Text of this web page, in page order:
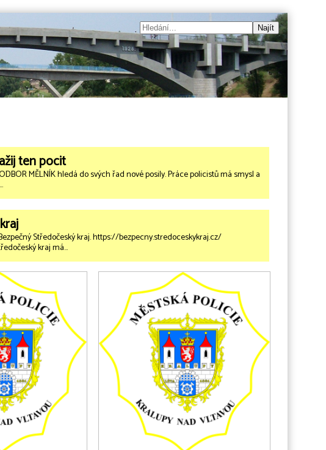
ten pocit
ODBOR MĚLNÍK hledá do svých řad nové posily. Práce policistů má smysl a
Středočeský kraj. https://bezpecny.stredoceskykraj.cz/
kraj má…